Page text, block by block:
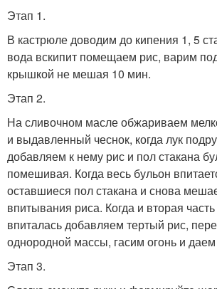
Этап 1.
В кастрюле доводим до кипения 1, 5
вода вскипит помещаем рис, варим
крышкой не мешая 10 мин.
Этап 2.
На сливочном масле обжариваем
и выдавленный чеснок, когда лук
добавляем к нему рис и пол стакана
помешивая. Когда весь бульон
оставшиеся пол стакана и снова
впитывания риса. Когда и вторая
впиталась добавляем тертый рис,
однородной массы, гасим огонь и даем
Этап 3.